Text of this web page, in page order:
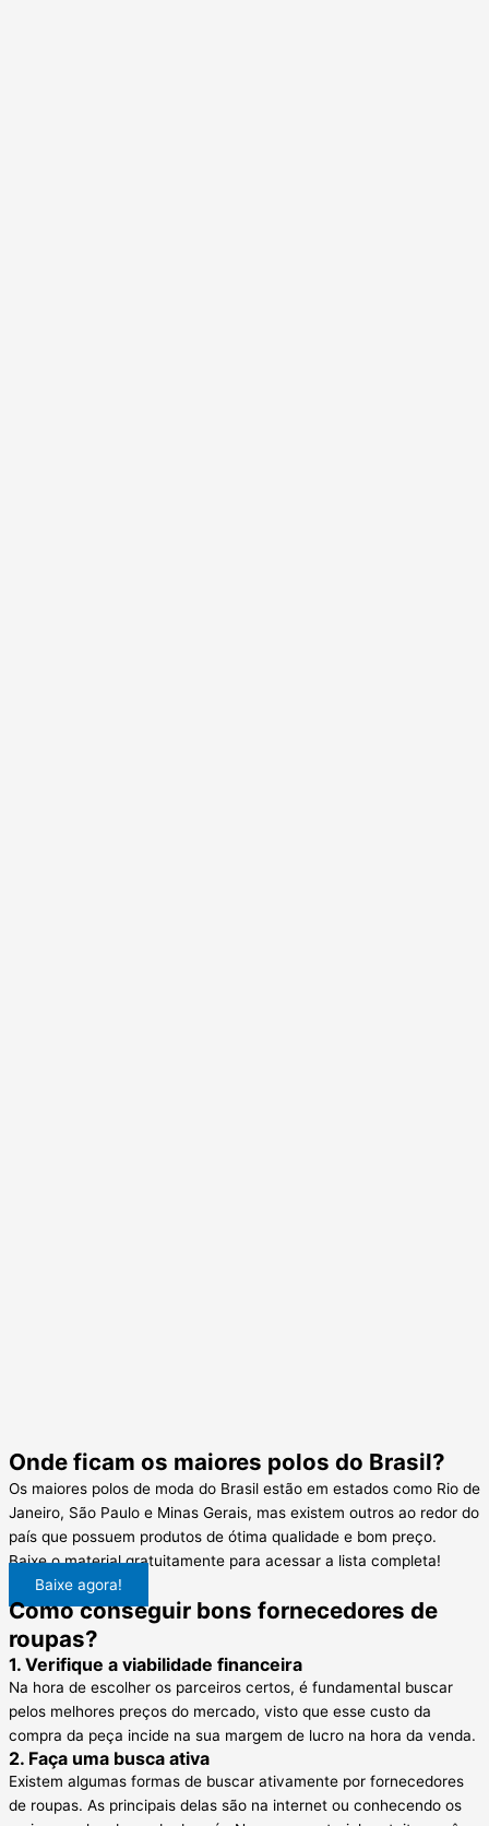
Onde ficam os maiores polos do Brasil?
Os maiores polos de moda do Brasil estão em estados como Rio de
Janeiro, São Paulo e Minas Gerais, mas existem outros ao redor do
país que possuem produtos de ótima qualidade e bom preço.
Baixe o material gratuitamente para acessar a lista completa!
Baixe agora!
Como conseguir bons fornecedores de
roupas?
1. Verifique a viabilidade financeira
Na hora de escolher os parceiros certos, é fundamental buscar
pelos melhores preços do mercado, visto que esse custo da
compra da peça incide na sua margem de lucro na hora da venda.
2. Faça uma busca ativa
Existem algumas formas de buscar ativamente por fornecedores
de roupas. As principais delas são na internet ou conhecendo os